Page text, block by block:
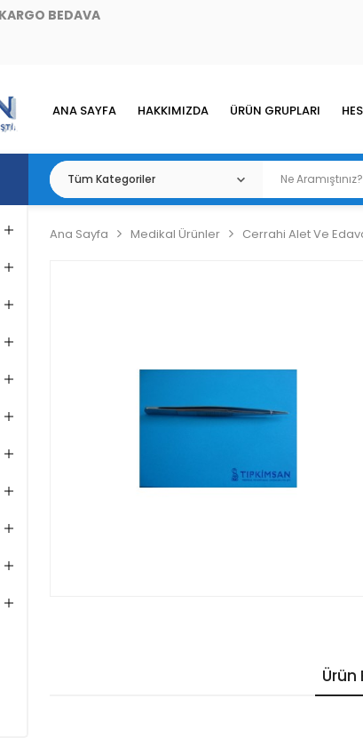
KARGO BEDAVA
ANA SAYFA HAKKIMIZDA ÜRÜN GRUPLARI
Ana Sayfa Medikal Ürünler Cerrahi Alet Ve
Ürün